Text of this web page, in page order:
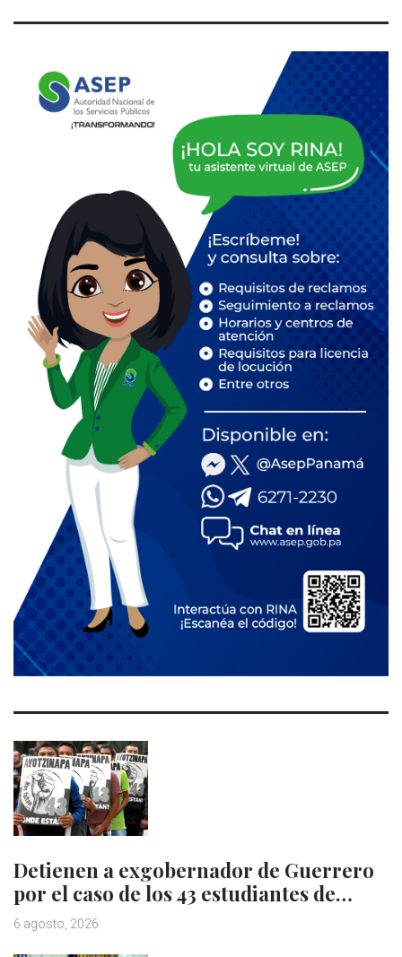
Detienen a exgobernador de Guerrero
por el caso de los 43 estudiantes de…
6 agosto, 2026